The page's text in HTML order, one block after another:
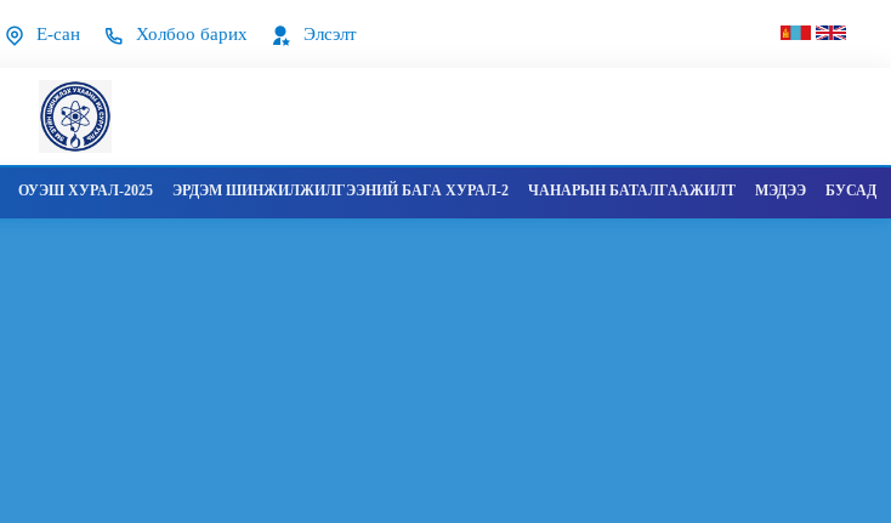
Е-сан Холбоо барих Элсэлт
ОУЭШ ХУРАЛ-2025 ЭРДЭМ ШИНЖИЛЖИЛГЭЭНИЙ БАГА ХУРАЛ-2 ЧАНАРЫН БАТАЛГААЖИЛТ МЭДЭЭ БУСАД